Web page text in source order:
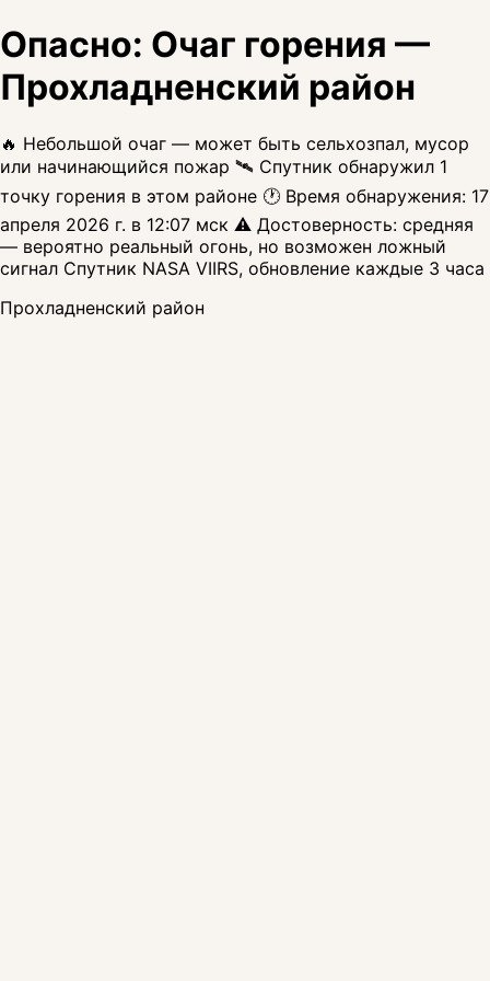
Опасно: Очаг горения —
Прохладненский район
🔥 Небольшой очаг — может быть сельхозпал, мусор
или начинающийся пожар 🛰️ Спутник обнаружил 1
точку горения в этом районе 🕐 Время обнаружения: 17
апреля 2026 г. в 12:07 мск ⚠️ Достоверность: средняя
— вероятно реальный огонь, но возможен ложный
сигнал Спутник NASA VIIRS, обновление каждые 3 часа
Прохладненский район